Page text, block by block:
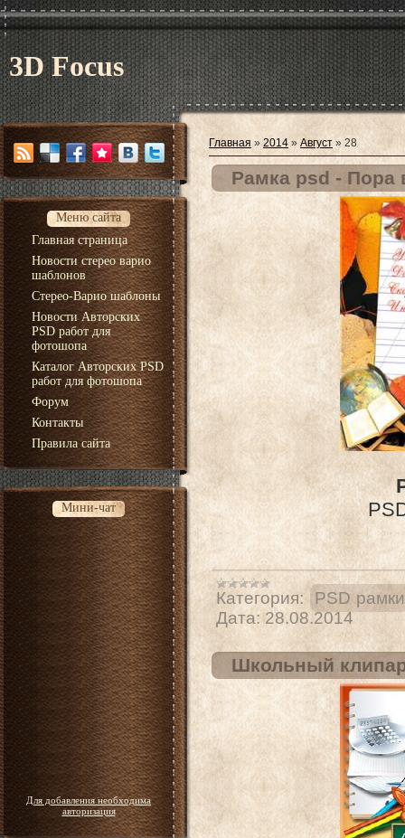
3D Focus
Меню сайта
Главная страница
Новости стерео варио
шаблонов
Стерео-Варио шаблоны
Новости Авторских
PSD работ для
фотошопа
Каталог Авторских PSD
работ для фотошопа
Форум
Контакты
Правила сайта
Мини-чат
Для добавления необходима
авторизация
Главная » 2014 » Август » 28
Рамка psd - Пора
Категория:
PSD
Дата: 28.08.2014
Школьный